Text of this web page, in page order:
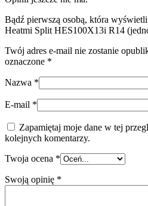
Bądź pierwszą osobą, która
Heatmi Split HES100X13i R14
Twój adres e-mail nie zostanie
oznaczone *
Nazwa *
E-mail *
Zapamiętaj moje dane w tej
kolejnych komentarzy.
Twoja ocena *
Swoją opinię *